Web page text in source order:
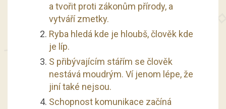
a tvořit proti zákonům přírody, a
vytváří zmetky.
Ryba hledá kde je hloubš, člověk kde
je líp.
S přibývajícím stářím se člověk
nestává moudrým. Ví jenom lépe, že
jiní také nejsou.
Schopnost komunikace začíná